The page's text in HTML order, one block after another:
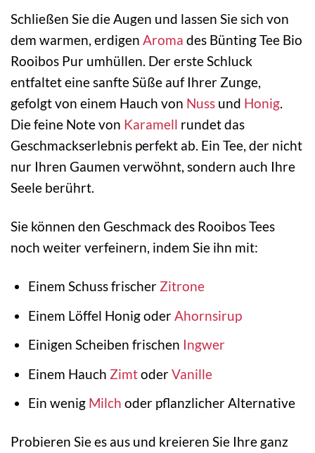
Schließen Sie die Augen und lassen Sie sich von
dem warmen, erdigen Aroma des Bünting Tee Bio
Rooibos Pur umhüllen. Der erste Schluck
entfaltet eine sanfte Süße auf Ihrer Zunge,
gefolgt von einem Hauch von Nuss und Honig.
Die feine Note von Karamell rundet das
Geschmackserlebnis perfekt ab. Ein Tee, der nicht
nur Ihren Gaumen verwöhnt, sondern auch Ihre
Seele berührt.
Sie können den Geschmack des Rooibos Tees
noch weiter verfeinern, indem Sie ihn mit:
Einem Schuss frischer Zitrone
Einem Löffel Honig oderAhornsirup
Einigen Scheiben frischen Ingwer
Einem Hauch ZimtoderVanille
Ein wenig Milch oder pflanzlicher Alternative
Probieren Sie es aus und kreieren Sie Ihre ganz